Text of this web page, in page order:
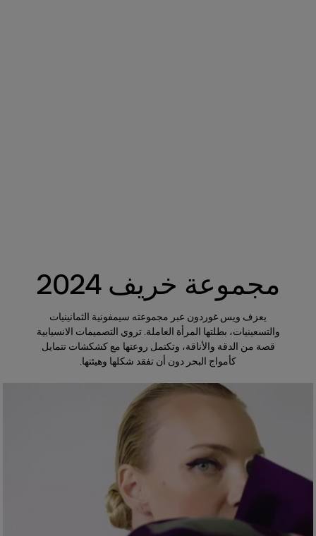
مجموعة خريف 2024
يعزف ويس غوردون عبر مجموعته سيمفونية الثمانينيات
والتسعينيات، بطلتها المرأة العاملة. تروي التصميمات الانسيابية
قصة من الدقة والأناقة، وتكتمل روعتها مع كشكشات تتمايل
كأمواج البحر دون أن تفقد شكلها وهيئتها.